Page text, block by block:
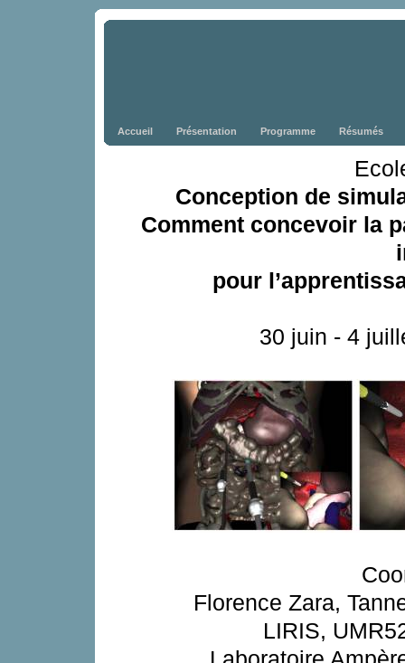
Accueil Présentation Programme Résumés
Conception de
Comment concevoir la
pour
30 juin - 4
Florence Zara,
LIRIS,